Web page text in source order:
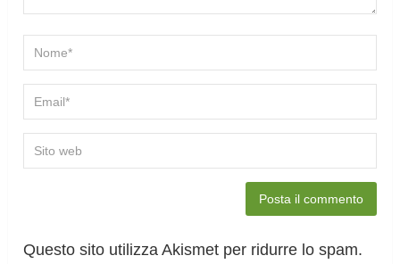
Questo sito utilizza Akismet per ridurre lo spam.